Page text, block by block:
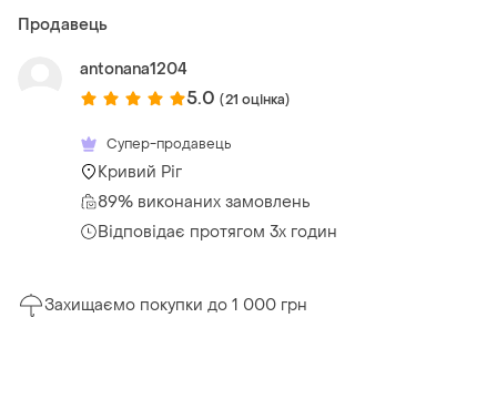
Продавець
antonana1204
5.0 (21 оцінка)
Супер-продавець
Кривий Ріг
89% виконаних замовлень
Відповідає протягом 3х годин
Захищаємо покупки до 1 000 грн